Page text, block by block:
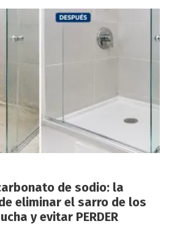
de sodio: la
de eliminar el sarro de los
y evitar PERDER